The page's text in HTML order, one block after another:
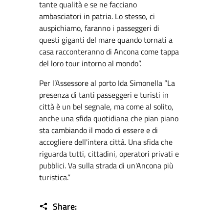
tante qualità e se ne facciano
ambasciatori in patria. Lo stesso, ci
auspichiamo, faranno i passeggeri di
questi giganti del mare quando tornati a
casa racconteranno di Ancona come tappa
del loro tour intorno al mondo”.
Per l’Assessore al porto Ida Simonella “La
presenza di tanti passeggeri e turisti in
città è un bel segnale, ma come al solito,
anche una sfida quotidiana che pian piano
sta cambiando il modo di essere e di
accogliere dell'intera città. Una sfida che
riguarda tutti, cittadini, operatori privati e
pubblici. Va sulla strada di un'Ancona più
turistica.”
Share: